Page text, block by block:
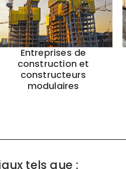
Entreprises de
construction et
constructeurs
modulaires
tels que :